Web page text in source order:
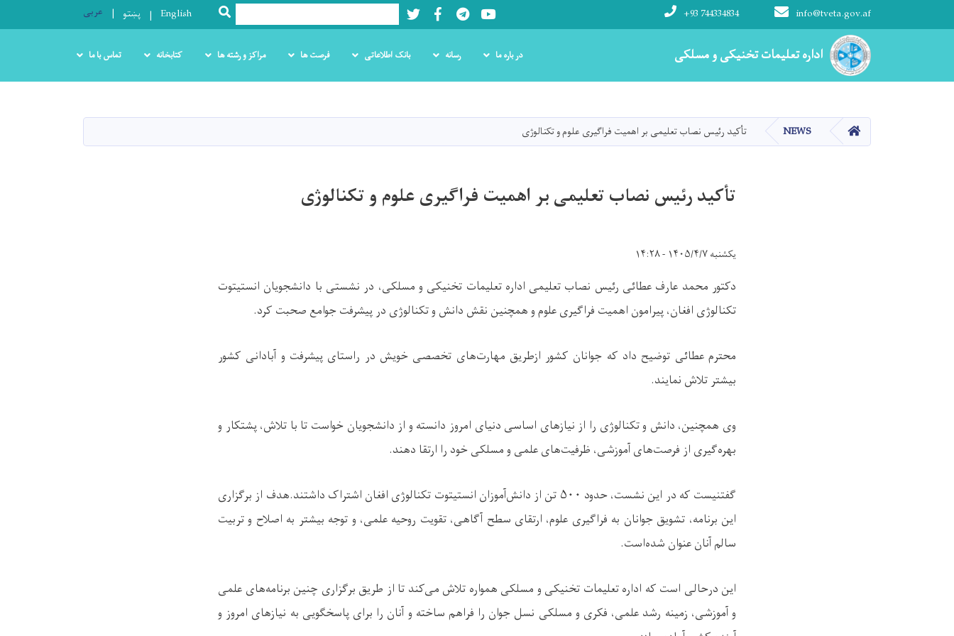
content
اداره تعلیمات تخنیکی و مسلکی
info@tveta.gov.af
+93 744334834
Youtube
LinkedIn
Facebook
Twitter
Search
SEARCH
English پښتو عربی
Main navigation
اداره تعلیمات تخنیکی و مسلکی در باره ما رسانه بانک اطلاعاتی فرصت ها مراکز و رشته ها کتابخانه تماس با ما
HOME
NEWS تأکید رئیس نصاب تعلیمی بر اهمیت فراگیری علوم و تکنالوژی
تأکید رئیس نصاب تعلیمی بر اهمیت فراگیری علوم و تکنالوژی
یکشنبه ۱۴۰۵/۴/۷ - ۱۴:۲۸
دکتور محمد عارف عطائی رئیس نصاب تعلیمی اداره تعلیمات تخنیکی و مسلکی، در نشستی با دانشجویان انستیتوت
تکنالوژی افغان، پیرامون اهمیت فراگیری علوم و همچنین نقش دانش و تکنالوژی در پیشرفت جوامع صحبت کرد.
محترم عطائی توضیح داد که جوانان کشور ازطریق مهارت‌های تخصصی خویش در راستای پیشرفت و آبادانی کشور
بیشتر تلاش نمایند.
وی همچنین، دانش و تکنالوژی را از نیازهای اساسی دنیای امروز دانسته و از دانشجویان خواست تا با تلاش، پشتکار و
بهره‌گیری از فرصت‌های آموزشی، ظرفیت‌های علمی و مسلکی خود را ارتقا دهند.
گفتنیست که در این نشست، حدود ۵۰۰ تن از دانش‌آموزان انستیتوت تکنالوژی افغان اشتراک داشتند.هدف از برگزاری
این برنامه، تشویق جوانان به فراگیری علوم، ارتقای سطح آگاهی، تقویت روحیه علمی، و توجه بیشتر به اصلاح و تربیت
سالم آنان عنوان شده‌است.
این درحالی است که اداره تعلیمات تخنیکی و مسلکی همواره تلاش می‌کند تا از طریق برگزاری چنین برنامه‌های علمی
و آموزشی، زمینه رشد علمی، فکری و مسلکی نسل جوان را فراهم ساخته و آنان را برای پاسخگویی به نیازهای امروز و